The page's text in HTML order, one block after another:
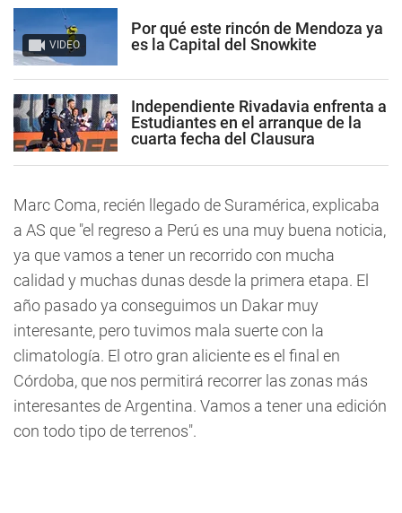
VIDEO
Por qué este rincón de Mendoza ya
es la Capital del Snowkite
Independiente Rivadavia enfrenta a
Estudiantes en el arranque de la
cuarta fecha del Clausura
Marc Coma, recién llegado de Suramérica, explicaba
a AS que "el regreso a Perú es una muy buena noticia,
ya que vamos a tener un recorrido con mucha
calidad y muchas dunas desde la primera etapa. El
año pasado ya conseguimos un Dakar muy
interesante, pero tuvimos mala suerte con la
climatología. El otro gran aliciente es el final en
Córdoba, que nos permitirá recorrer las zonas más
interesantes de Argentina. Vamos a tener una edición
con todo tipo de terrenos".